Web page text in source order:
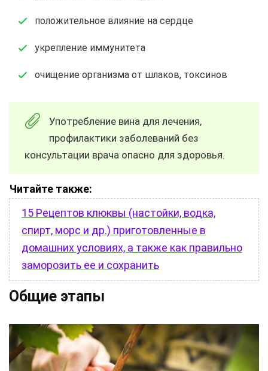
положительное влияние на сердце
укрепление иммунитета
очищение организма от шлаков, токсинов
Употребление вина для лечения,
профилактики заболеваний без
консультации врача опасно для здоровья.
Читайте также:
15 Рецептов клюквы (настойки, водка,
спирт, морс и др.) приготовленные в
домашних условиях, а также как правильно
заморозить ее и сохранить
Общие этапы